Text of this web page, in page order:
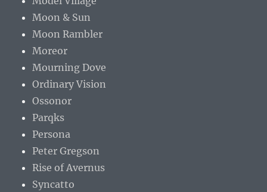
Moon & Sun
Moon Rambler
Moreor
Mourning Dove
Ordinary Vision
Ossonor
Parqks
Persona
Peter Gregson
Rise of Avernus
Syncatto